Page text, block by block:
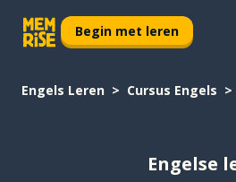
Begin met leren
Engels Leren Cursus Engels
Engelse